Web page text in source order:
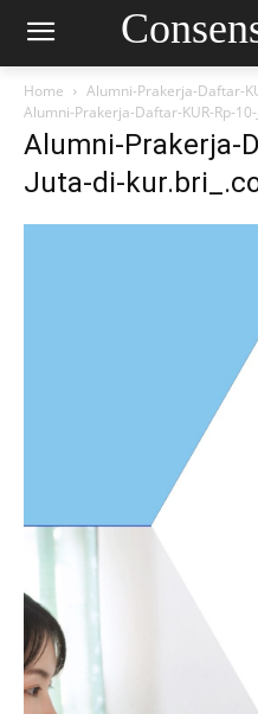
Home
Alumni-Prakerja-Daftar-
Alumni-Prakerja-Daftar-KUR-Rp-
Alumni-Prakerja-
Juta-di-